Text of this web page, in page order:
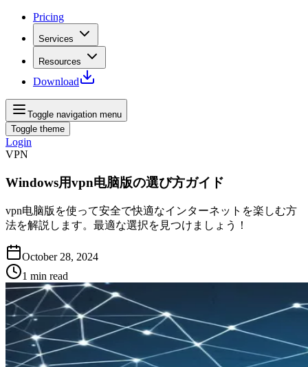
Pricing
Services
Resources
Download
Toggle navigation menu
Toggle theme
Login
VPN
Windows用vpn电脑版の選び方ガイド
vpn电脑版を使って安全で快適なインターネットを楽しむ方
法を解説します。最適な選択を見つけましょう！
October 28, 2024
1 min read